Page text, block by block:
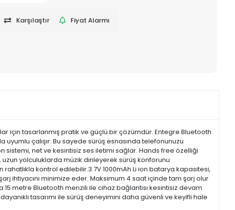
Karşılaştır Fiyat Alarmı
için tasarlanmış pratik ve güçlü bir çözümdür. Entegre Bluetooth
çalışır. Bu sayede sürüş esnasında telefonunuzu
net ve kesintisiz ses iletimi sağlar. Hands free özelliği
yolculuklarda müzik dinleyerek sürüş konforunu
kontrol edilebilir.3.7V 1000mAh Li ion batarya kapasitesi,
ihtiyacını minimize eder. Maksimum 4 saat içinde tam şarj olur
metre Bluetooth menzili ile cihaz bağlantısı kesintisiz devam
tasarımı ile sürüş deneyimini daha güvenli ve keyifli hale